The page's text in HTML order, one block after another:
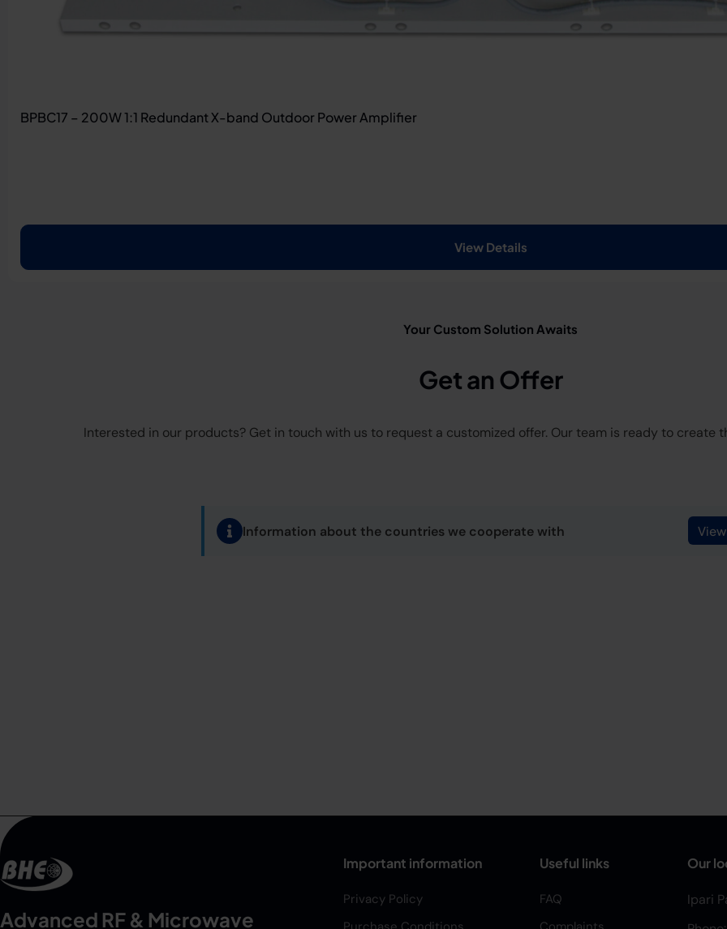
BPBC17 – 200W 1:1 Redundant X-band Outdoor Power Amplifier
View Details
Your Custom Solution Awaits
Get an Offer
Interested in our products? Get in touch with us to request a customized offer. Our team is ready to create
Information about the countries we cooperate with
Advanced RF & Microwave
Important information
Privacy Policy
Useful links
FAQ
Our
Ipari